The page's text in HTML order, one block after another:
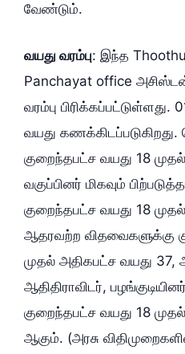
வேண்டும்.
வயது வரம்பு: இந்த
Panchayat office
வரம்பு
வயது கணக்கிடப்படுகிறது.
குறைந்தபட்ச வயது 18 முதல்
வகுப்பினர் மிகவும்
குறைந்தபட்ச வயது 18
ஆதரவற்ற விதவைகளுக்கு
முதல் அதிகபட்ச வயது 37,
ஆதிதிராவிடர்,
குறைந்தபட்ச வயது 18
ஆகும். (அரசு